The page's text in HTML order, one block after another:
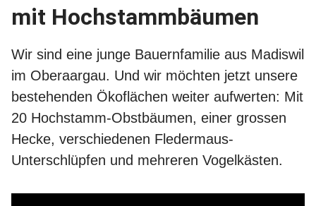
mit Hochstammbäumen
Wir sind eine junge Bauernfamilie aus Madiswil
im Oberaargau. Und wir möchten jetzt unsere
bestehenden Ökoflächen weiter aufwerten: Mit
20 Hochstamm-Obstbäumen, einer grossen
Hecke, verschiedenen Fledermaus-
Unterschlüpfen und mehreren Vogelkästen.